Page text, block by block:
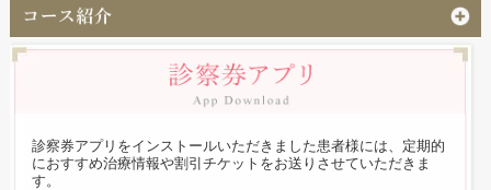
診察券アプリをインストールいただきました患者様には、定期的
におすすめ治療情報や割引チケットをお送りさせていただきま
す。